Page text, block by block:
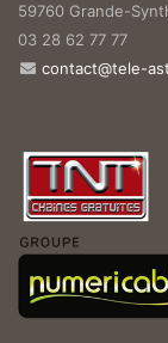
59760 Grande-
03 28 62 77 77
contact@tele-